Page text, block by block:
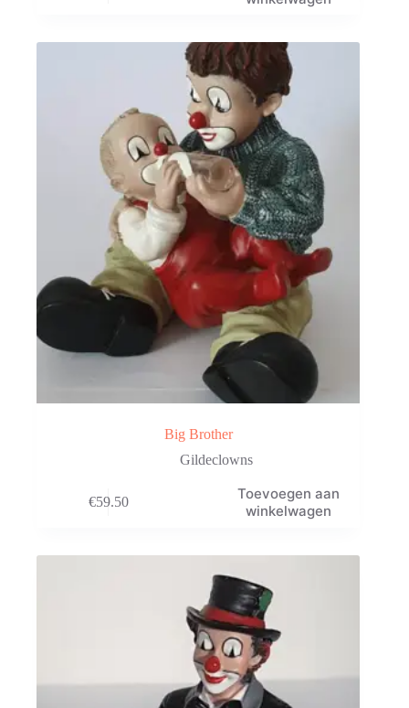
Big Brother
Gildeclowns
€59.50
Toevoegen aan
winkelwagen